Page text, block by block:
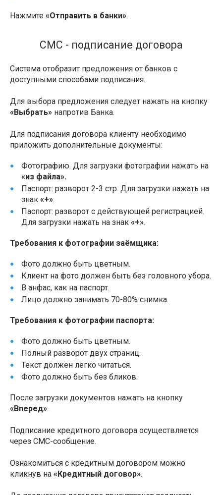
Нажмите «Отправить в банки».
СМС - подписание договора
Система отобразит предложения от банков с
доступными способами подписания.
Для выбора предложения следует нажать на кнопку
«Выбрать» напротив Банка.
Для подписания договора клиенту необходимо
приложить дополнительные документы:
Фотографию. Для загрузки фотографии нажать на
«из файла».
Паспорт: разворот 2-3 стр. Для загрузки нажать на
знак «+».
Паспорт: разворот с действующей регистрацией.
Для загрузки нажать на знак «+».
Требования к фотографии заёмщика:
Фото должно быть цветным.
Клиент на фото должен быть без головного убора.
В анфас, как на паспорт.
Лицо должно занимать 70-80% снимка.
Требования к фотографии паспорта:
Фото должно быть цветным.
Полный разворот двух страниц.
Текст должен легко читаться.
Фото должно быть без бликов.
После загрузки документов нажать на кнопку
«Вперед».
Подписание кредитного договора осуществляется
через СМС-сообщение.
Ознакомиться с кредитным договором можно
кликнув на «Кредитный договор».